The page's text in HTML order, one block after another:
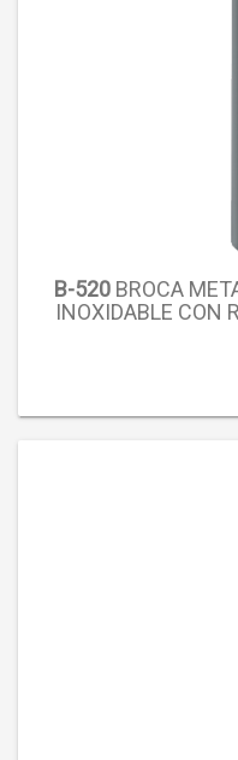
B-520BROCA
INOXIDABLE CON